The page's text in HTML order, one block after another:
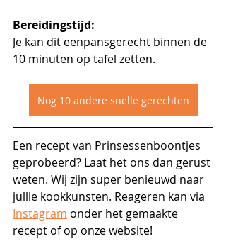
Bereidingstijd:
Je kan dit eenpansgerecht binnen de
10 minuten op tafel zetten.
Nog 10 andere snelle gerechten
Een recept van Prinsessenboontjes
geprobeerd? Laat het ons dan gerust
weten. Wij zijn super benieuwd naar
jullie kookkunsten. Reageren kan via
Instagram onder het gemaakte
recept of op onze website!